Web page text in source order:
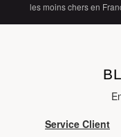
les moins chers en
Service Client